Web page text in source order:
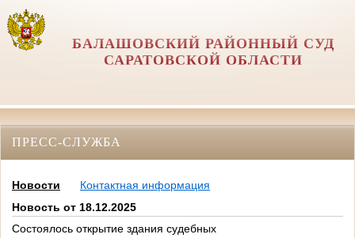
БАЛАШОВСКИЙ РАЙОННЫЙ СУД
САРАТОВСКОЙ ОБЛАСТИ
ПРЕСС-СЛУЖБА
Новости
Контактная информация
Новость от 18.12.2025
Состоялось открытие здания судебных